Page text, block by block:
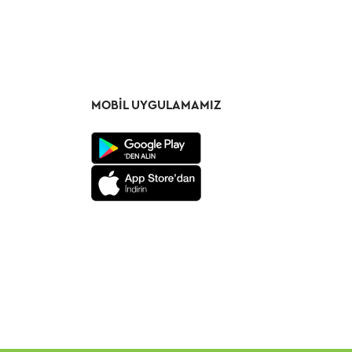
MOBIL UYGULAMAMIZ